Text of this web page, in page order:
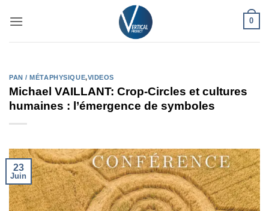
0
PAN / MÉTAPHYSIQUE,VIDEOS
Michael VAILLANT: Crop-Circles et cultures
humaines : l’émergence de symboles
23
Juin